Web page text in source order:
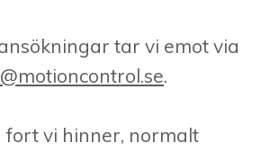
tar vi emot via
.
fort vi hinner, normalt